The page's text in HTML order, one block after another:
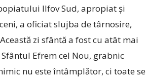
Ilfov Sud, apropiat și
a oficiat slujba de târnosire,
zi sfântă a fost cu atât mai
Efrem cel Nou, grabnic
nu este întâmplător, ci toate se